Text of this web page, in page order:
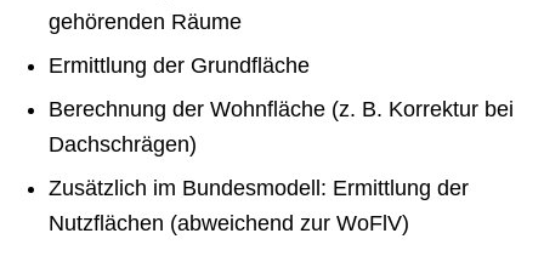
gehörenden Räume
Ermittlung der Grundfläche
Berechnung der Wohnfläche (z. B. Korrektur bei
Dachschrägen)
Zusätzlich im Bundesmodell: Ermittlung der
Nutzflächen (abweichend zur WoFlV)